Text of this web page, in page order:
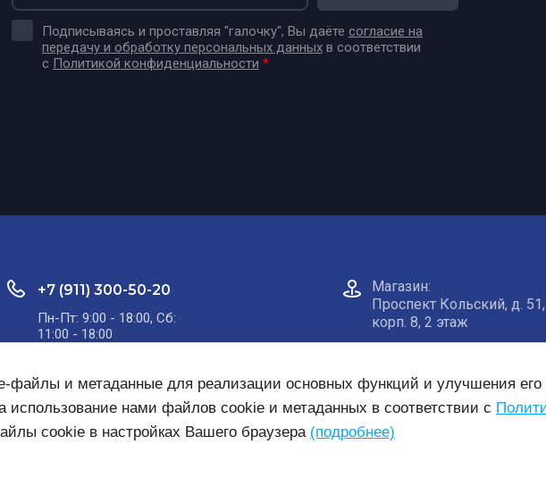
Подписываясь и проставляя "галочку", Вы даёте согласие на
передачу и обработку персональных данныхв соответствии
с Политикой конфиденциальности *
+7 (911) 300-50-20
Пн-Пт: 9:00 - 18:00, Сб:
11:00 - 18:00
Магазин:​
Проспект Кольский, д. 51,
корп. 8, 2 этаж
файлы и метаданные для реализации основных функций и улучшения
использование нами файлов cookie и метаданных в соответствии с
cookie в настройках Вашего браузера (подробнее)